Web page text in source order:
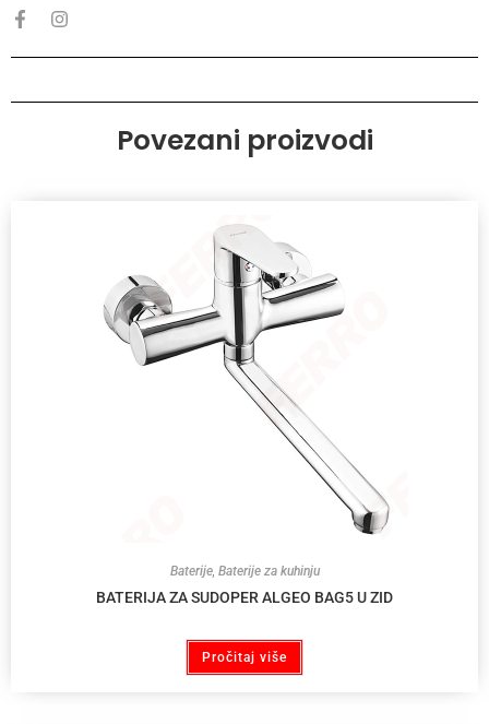
Povezani proizvodi
Baterije, Baterije za kuhinju
BATERIJA ZA SUDOPER ALGEO BAG5 U ZID
Pročitaj više